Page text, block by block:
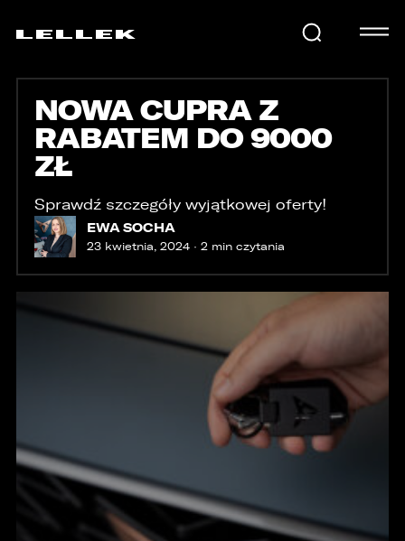
SAMOCHODY
USŁUGI
AKTUALNOŚCI
KARIERA
KONTAKT
NOWA CUPRA Z
RABATEM DO 9000
ZŁ
Sprawdź szczegóły wyjątkowej oferty!
EWA SOCHA
23 kwietnia, 2024 · 2 min czytania